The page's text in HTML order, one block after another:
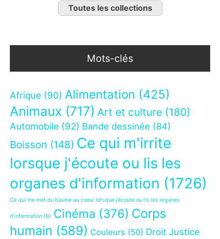
Toutes les collections
Mots-clés
Afrique (90) Alimentation (425)
Animaux (717) Art et culture (180)
Automobile (92) Bande dessinée (84)
Boisson (148) Ce qui m'irrite
lorsque j'écoute ou lis les
organes d'information (1726)
Ce qui me met du baume au coeur lorsque j’écoute ou lis les organes
d’information (9) Cinéma (376) Corps
humain (589) Couleurs (50) Droit Justice